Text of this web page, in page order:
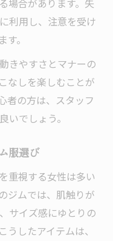
場合があります。失
利用し、注意を受け
。
きやすさとマナーの
なしを楽しむことが
者の方は、スタッフ
いでしょう。
服選び
重視する女性は多い
ジムでは、肌触りが
サイズ感にゆとりの
したアイテムは、